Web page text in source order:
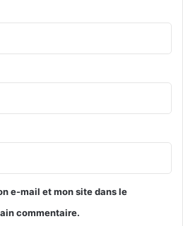
e-mail et mon site dans le
commentaire.